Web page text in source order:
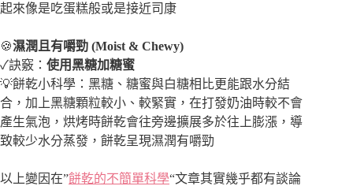
起來像是吃蛋糕般或是接近司康
🍪濕潤且有嚼勁 (Moist & Chewy)
✓訣竅： 使用黑糖加糖蜜
💡餅乾小科學：黑糖、糖蜜與白糖相比更能跟水分結
合，加上黑糖顆粒較小、較緊實，在打發奶油時較不會
產生氣泡，烘烤時餅乾會往旁邊擴展多於往上膨漲，導
致較少水分蒸發，餅乾呈現濕潤有嚼勁
以上變因在”餅乾的不簡單科學“文章其實幾乎都有談論